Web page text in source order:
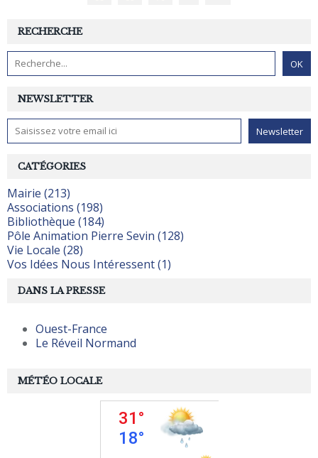
NEWSLETTER
RECHERCHE
CATÉGORIES
Mairie (213)
Associations (198)
Bibliothèque (184)
Pôle Animation Pierre Sevin (128)
Vie Locale (28)
Vos Idées Nous Intéressent (1)
MÉTÉO LOCALE
DANS LA PRESSE
Ouest-France
Le Réveil Normand